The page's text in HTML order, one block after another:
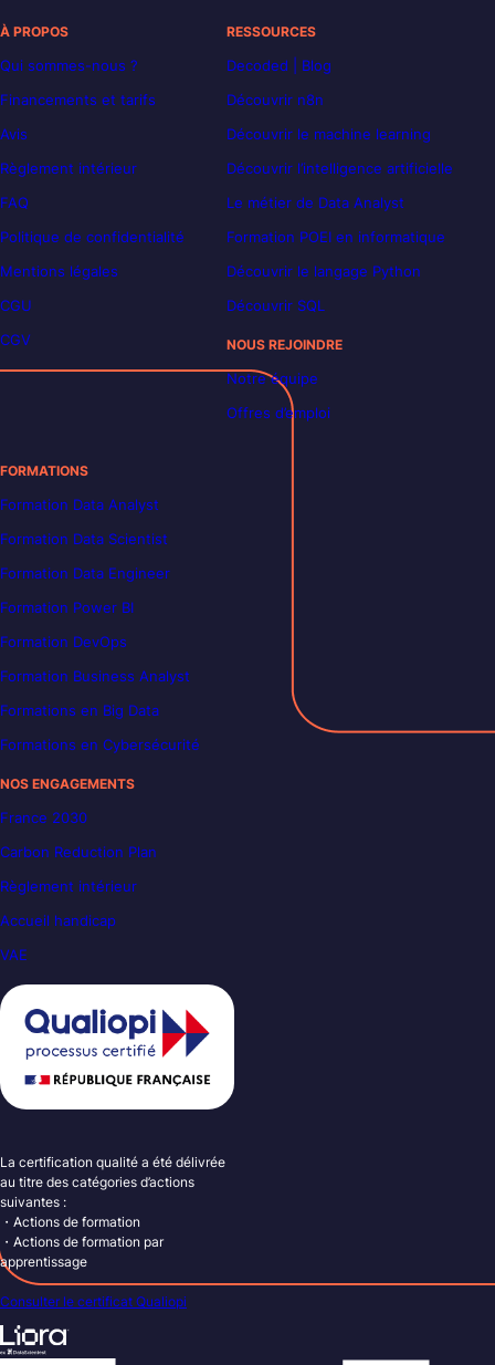
À PROPOS
Qui sommes-nous ?
Financements et tarifs
Avis
Règlement intérieur
FAQ
Politique de confidentialité
Mentions légales
CGU
CGV
RESSOURCES
Decoded | Blog
Découvrir n8n
Découvrir le machine learning
Découvrir l’intelligence artificielle
Le métier de Data Analyst
Formation POEI en informatique
Découvrir le langage Python
Découvrir SQL
NOUS REJOINDRE
Notre équipe
Offres d’emploi
FORMATIONS
Formation Data Analyst
Formation Data Scientist
Formation Data Engineer
Formation Power BI
Formation DevOps
Formation Business Analyst
Formations en Big Data
Formations en Cybersécurité
NOS ENGAGEMENTS
France 2030
Carbon Reduction Plan
Règlement intérieur
Accueil handicap
VAE
La certification qualité a été délivrée
au titre des catégories d’actions
suivantes :
・Actions de formation
・Actions de formation par
apprentissage
Consulter le certificat Qualiopi